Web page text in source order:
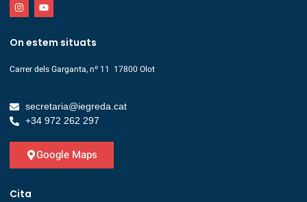
On estem situats
Carrer dels Garganta, nº 11 17800 Olot
secretaria@iegreda.cat
+34 972 262 297
Google Maps
Cita